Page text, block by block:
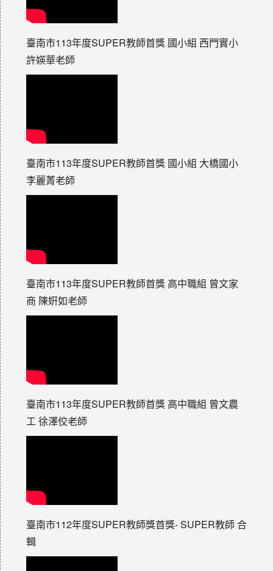
臺南市113年度SUPER教師首獎 國小組 西門實小
許媖華老師
臺南市113年度SUPER教師首獎 國小組 大橋國小
李麗菁老師
臺南市113年度SUPER教師首獎 高中職組 曾文家
商 陳姸如老師
臺南市113年度SUPER教師首獎 高中職組 曾文農
工 徐澤佼老師
臺南市112年度SUPER教師獎首獎- SUPER教師 合
輯